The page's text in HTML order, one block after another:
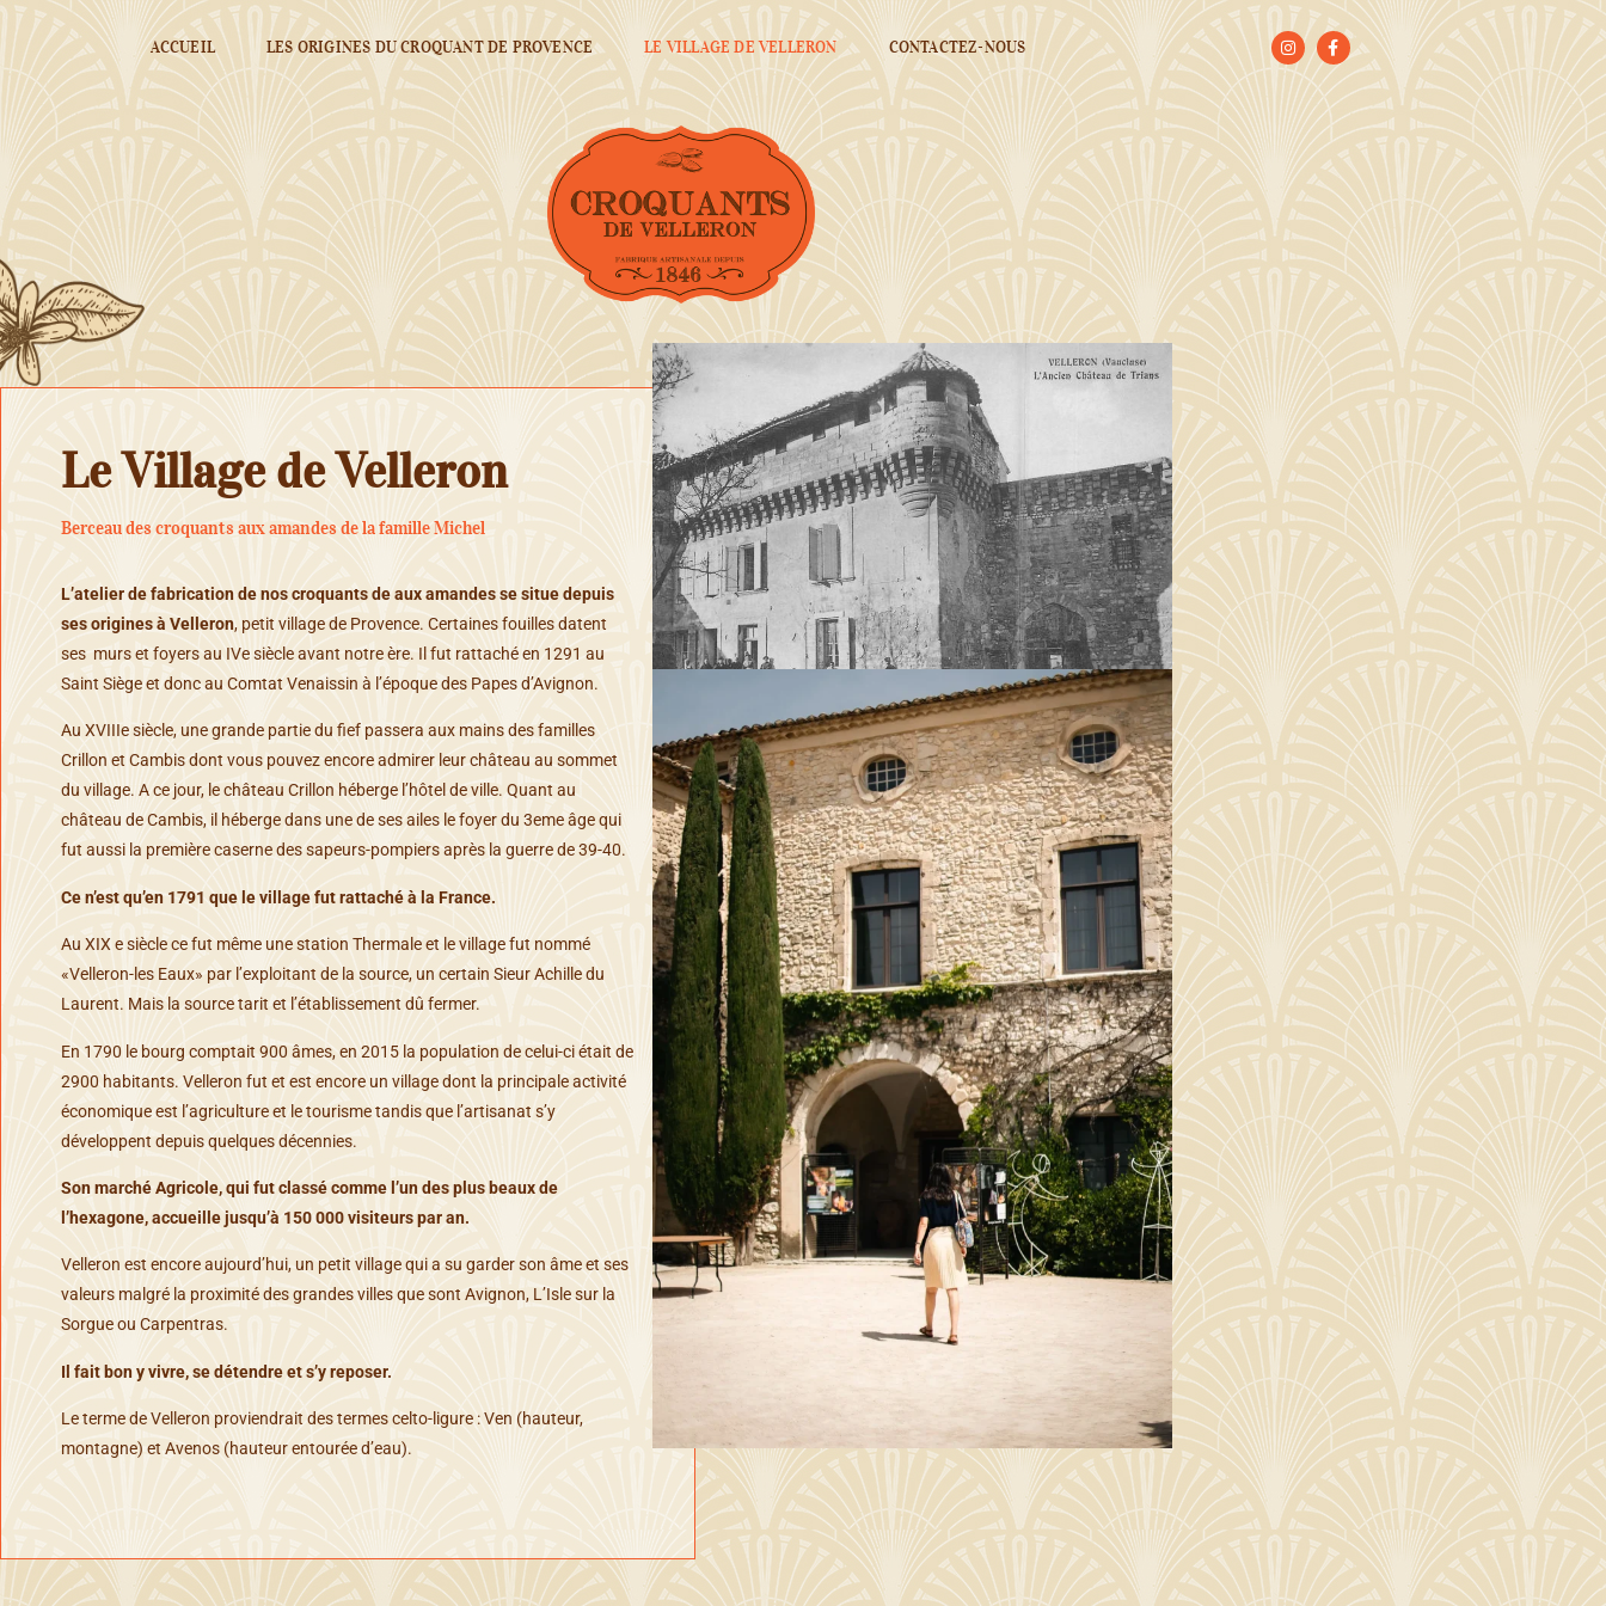
ACCUEIL LES ORIGINES DU CROQUANT DE PROVENCE LE VILLAGE DE VELLERON CONTACTEZ-NOUS
Le Village de Velleron
Berceau des croquants aux amandes de la famille Michel
L’atelier de fabrication de nos croquants de aux amandes se situe depuis
ses origines à Velleron, petit village de Provence. Certaines fouilles datent
ses murs et foyers au IVe siècle avant notre ère. Il fut rattaché en 1291 au
Saint Siège et donc au Comtat Venaissin à l’époque des Papes d’Avignon.
Au XVIIIe siècle, une grande partie du fief passera aux mains des familles
Crillon et Cambis dont vous pouvez encore admirer leur château au sommet
du village. A ce jour, le château Crillon héberge l’hôtel de ville. Quant au
château de Cambis, il héberge dans une de ses ailes le foyer du 3eme âge qui
fut aussi la première caserne des sapeurs-pompiers après la guerre de 39-40.
Ce n’est qu’en 1791 que le village fut rattaché à la France.
Au XIX e siècle ce fut même une station Thermale et le village fut nommé
«Velleron-les Eaux» par l’exploitant de la source, un certain Sieur Achille du
Laurent. Mais la source tarit et l’établissement dû fermer.
En 1790 le bourg comptait 900 âmes, en 2015 la population de celui-ci était de
2900 habitants. Velleron fut et est encore un village dont la principale activité
économique est l’agriculture et le tourisme tandis que l’artisanat s’y
développent depuis quelques décennies.
Son marché Agricole, qui fut classé comme l’un des plus beaux de
l’hexagone, accueille jusqu’à 150 000 visiteurs par an.
Velleron est encore aujourd’hui, un petit village qui a su garder son âme et ses
valeurs malgré la proximité des grandes villes que sont Avignon, L’Isle sur la
Sorgue ou Carpentras.
Il fait bon y vivre, se détendre et s’y reposer.
Le terme de Velleron proviendrait des termes celto-ligure : Ven (hauteur,
montagne) et Avenos (hauteur entourée d’eau).